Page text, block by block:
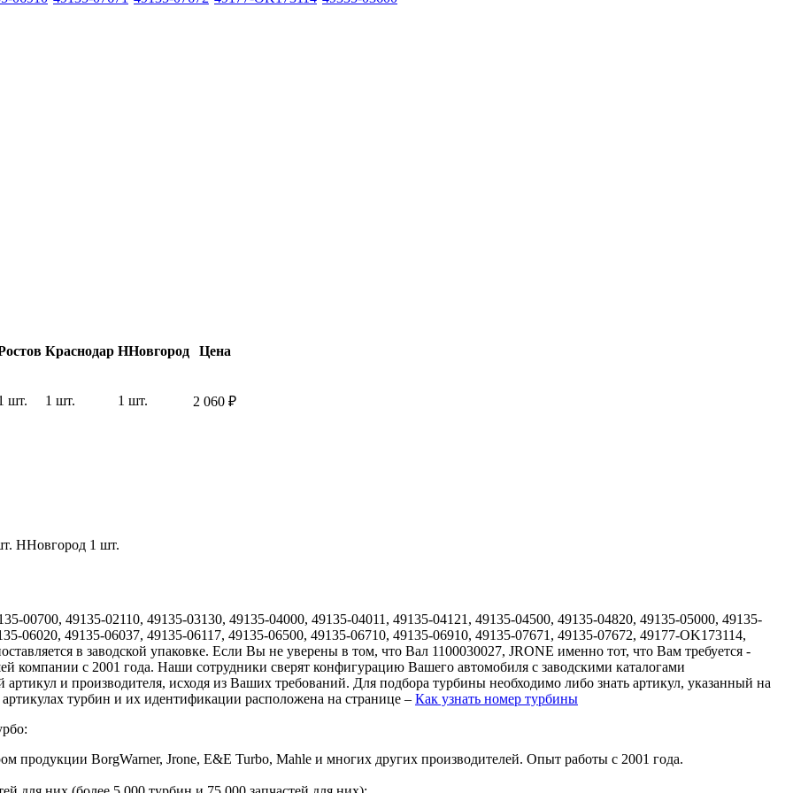
Краснодар ННовгород Цена
шт. 1 шт. 1 шт. 2 060 ₽
ННовгород 1 шт.
00700, 49135-02110, 49135-03130, 49135-04000, 49135-04011, 49135-04121, 49135-04500, 49135-04820, 49135-05000, 49135-
06020, 49135-06037, 49135-06117, 49135-06500, 49135-06710, 49135-06910, 49135-07671, 49135-07672, 49177-OK173114,
в заводской упаковке. Если Вы не уверены в том, что Вал 1100030027, JRONE именно тот, что Вам требуется -
компании с 2001 года. Наши сотрудники сверят конфигурацию Вашего автомобиля с заводскими каталогами
и производителя, исходя из Ваших требований. Для подбора турбины необходимо либо знать артикул, указанный на
турбин и их идентификации расположена на странице – Как узнать номер турбины
продукции BorgWarner, Jrone, E&E Turbo, Mahle и многих других производителей. Опыт работы с 2001 года.